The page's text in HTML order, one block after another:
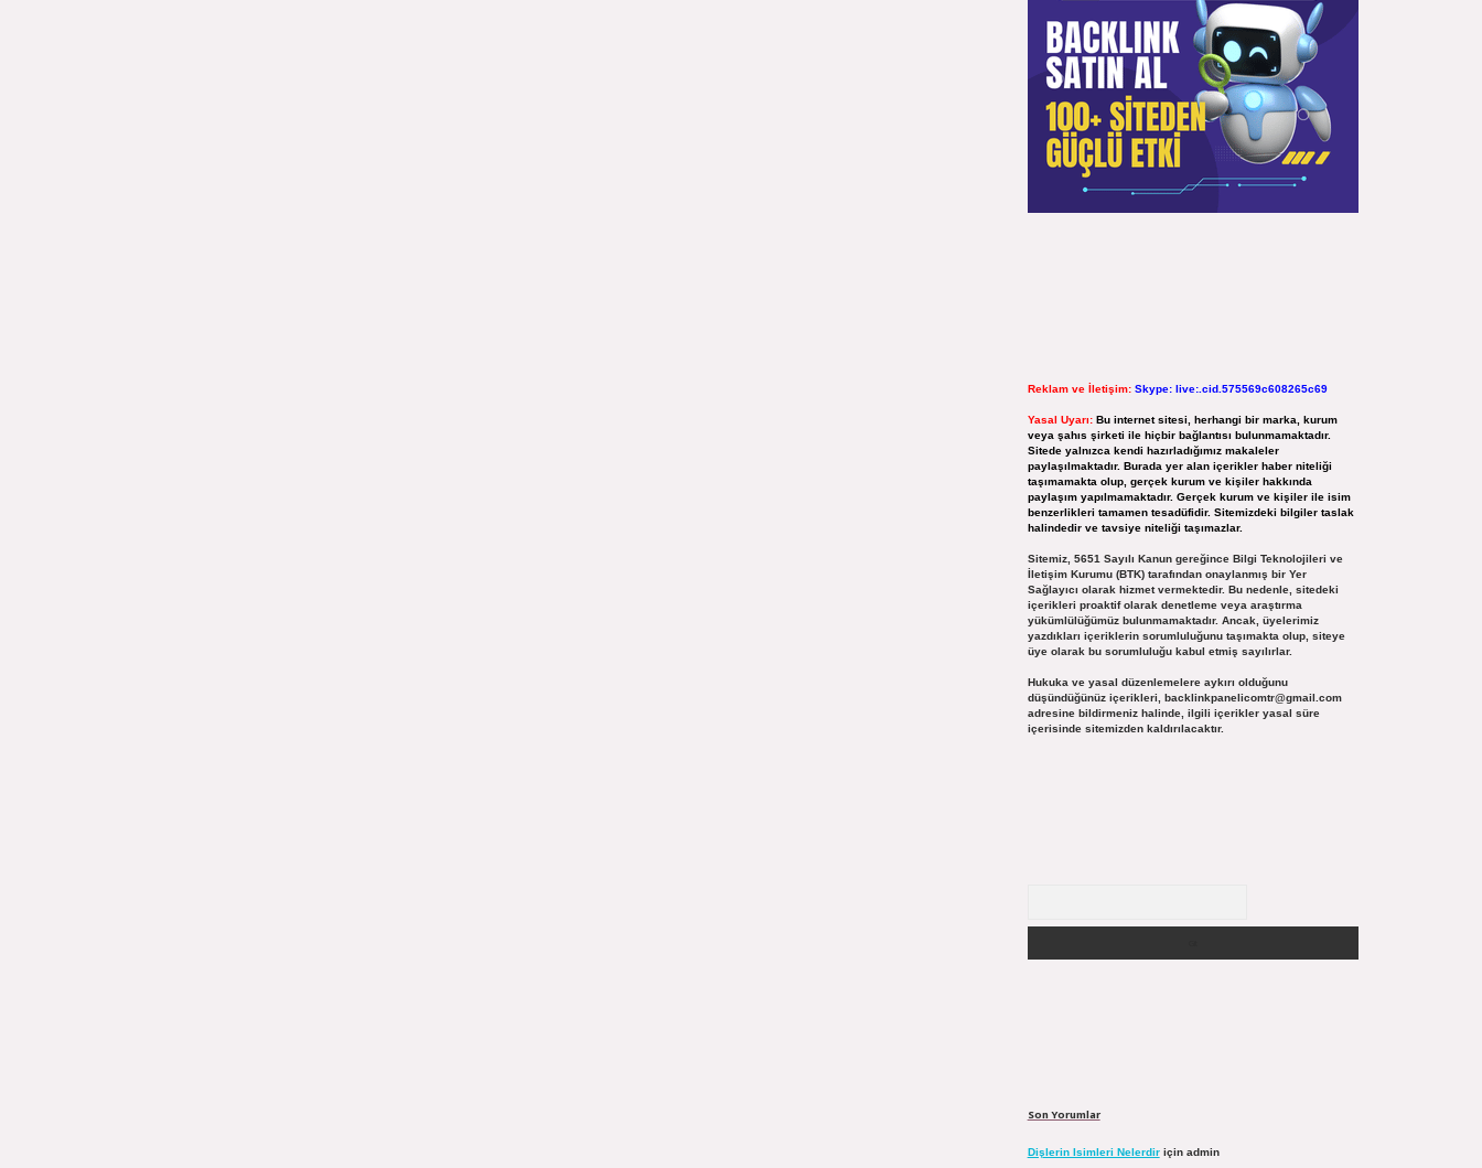
Reklam ve İletişim: Skype: live:.cid.575569c608265c69
Yasal Uyarı: Bu internet sitesi, herhangi bir marka, kurum
veya şahıs şirketi ile hiçbir bağlantısı bulunmamaktadır.
Sitede yalnızca kendi hazırladığımız makaleler
paylaşılmaktadır. Burada yer alan içerikler haber niteliği
taşımamakta olup, gerçek kurum ve kişiler hakkında
paylaşım yapılmamaktadır. Gerçek kurum ve kişiler ile isim
benzerlikleri tamamen tesadüfidir. Sitemizdeki bilgiler taslak
halindedir ve tavsiye niteliği taşımazlar.
Sitemiz, 5651 Sayılı Kanun gereğince Bilgi Teknolojileri ve
İletişim Kurumu (BTK) tarafından onaylanmış bir Yer
Sağlayıcı olarak hizmet vermektedir. Bu nedenle, sitedeki
içerikleri proaktif olarak denetleme veya araştırma
yükümlülüğümüz bulunmamaktadır. Ancak, üyelerimiz
yazdıkları içeriklerin sorumluluğunu taşımakta olup, siteye
üye olarak bu sorumluluğu kabul etmiş sayılırlar.
Hukuka ve yasal düzenlemelere aykırı olduğunu
düşündüğünüz içerikleri, backlinkpanelicomtr@gmail.com
adresine bildirmeniz halinde, ilgili içerikler yasal süre
içerisinde sitemizden kaldırılacaktır.
Son Yorumlar
Dişlerin Isimleri Nelerdiriçin admin